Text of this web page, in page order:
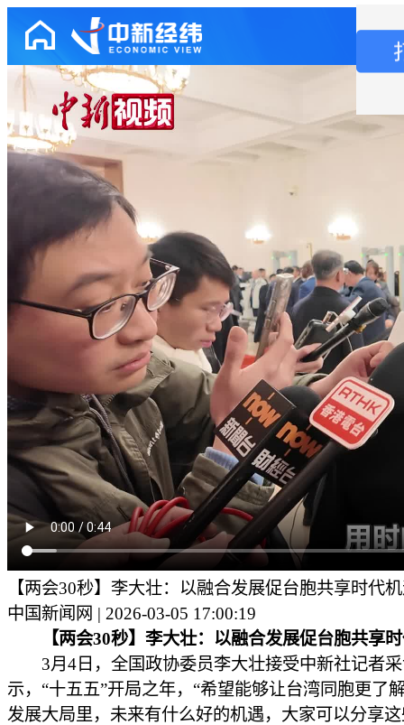
【两会30秒】李大壮：以融合发展促台胞共享时代
中国新闻网 | 2026-03-05 17:00:19
【两会30秒】李大壮：以融合发展促台胞共享
3月4日，全国政协委员李大壮接受中新社记者采
示，“十五五”开局之年，“希望能够让台湾同胞更了
发展大局里，未来有什么好的机遇，大家可以分享